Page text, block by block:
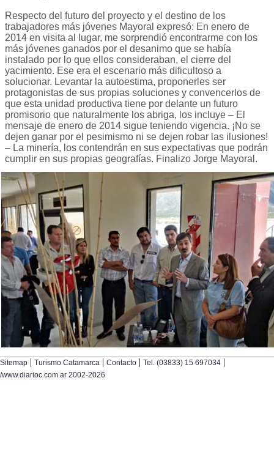
Respecto del futuro del proyecto y el destino de los
trabajadores más jóvenes Mayoral expresó: En enero de
2014 en visita al lugar, me sorprendió encontrarme con los
más jóvenes ganados por el desanimo que se había
instalado por lo que ellos consideraban, el cierre del
yacimiento. Ese era el escenario más dificultoso a
solucionar. Levantar la autoestima, proponerles ser
protagonistas de sus propias soluciones y convencerlos de
que esta unidad productiva tiene por delante un futuro
promisorio que naturalmente los abriga, los incluye – El
mensaje de enero de 2014 sigue teniendo vigencia. ¡No se
dejen ganar por el pesimismo ni se dejen robar las ilusiones!
– La minería, los contendrán en sus expectativas que podrán
cumplir en sus propias geografías. Finalizo Jorge Mayoral.
Sitemap | Turismo Catamarca | Contacto | Tel. (03833) 15 697034 |
/www.diarioc.com.ar 2002-2026